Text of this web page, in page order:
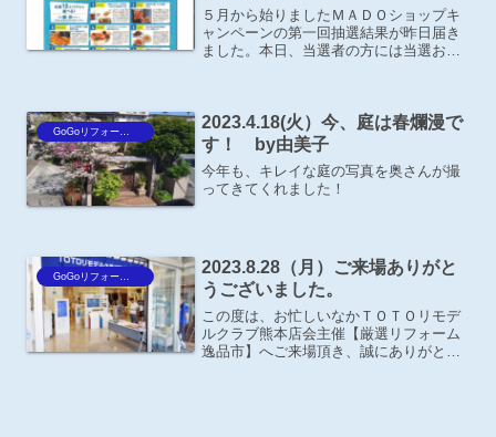
５月から始りましたＭＡＤＯショップキ
ャンペーンの第一回抽選結果が昨日届き
ました。本日、当選者の方には当選お知
キャンペーンは８月末まで...
2023.4.18(火）今、庭は春爛漫で
す！ by由美子
今年も、キレイな庭の写真を奥さんが撮
ってきてくれました！
GoGoリフォーム王Blog
2023.8.28（月）ご来場ありがと
うございました。
この度は、お忙しいなかＴＯＴＯリモデ
ルクラブ熊本店会主催【厳選リフォーム
逸品市】へご来場頂き、誠にありがとう